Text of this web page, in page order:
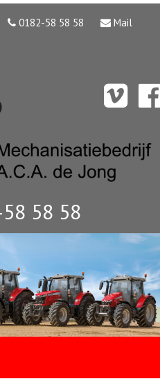
0182-58 58 58
Mail
58 58